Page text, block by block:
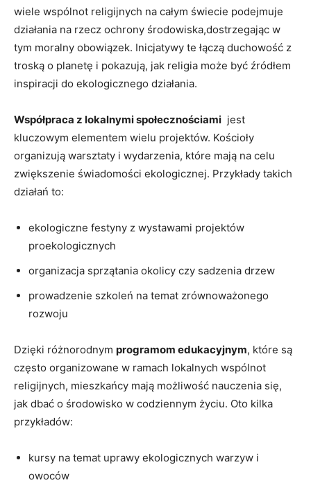
wiele wspólnot religijnych na‍ całym świecie podejmuje
działania na rzecz ochrony środowiska,dostrzegając w‍
tym moralny obowiązek.⁢ Inicjatywy ​te łączą duchowość z‍
troską o planetę i ‍pokazują, ⁣jak religia⁢ może⁤ być źródłem‍
inspiracji do ekologicznego ‍działania.
Współpraca z lokalnymi ⁣społecznościami ​ jest
kluczowym elementem‌ wielu projektów. Kościoły
organizują warsztaty i wydarzenia, które mają na ⁣celu
zwiększenie świadomości ekologicznej. ​Przykłady takich
‌działań to:
ekologiczne festyny z ‍wystawami projektów
proekologicznych
organizacja sprzątania okolicy czy sadzenia‌ drzew
prowadzenie szkoleń ‌na temat zrównoważonego
rozwoju
Dzięki⁤ różnorodnym programom edukacyjnym,⁣ które są
często organizowane⁤ w ramach ⁢lokalnych wspólnot
⁢religijnych, mieszkańcy⁤ mają możliwość nauczenia ⁢się,
jak⁣ dbać o środowisko w ‍codziennym życiu.⁢ Oto‍ kilka
przykładów:
kursy na temat uprawy⁢ ekologicznych warzyw i
owoców